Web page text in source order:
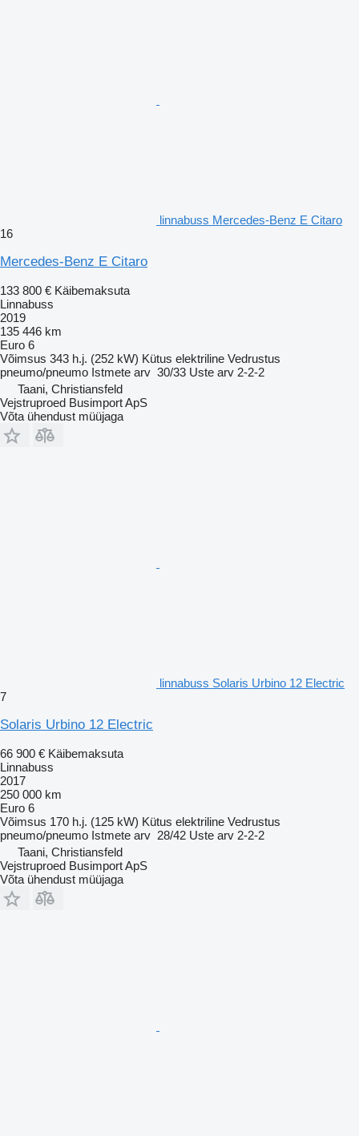
linnabuss Mercedes-Benz E Citaro
16
Mercedes-Benz E Citaro
133 800 € Käibemaksuta
Linnabuss
2019
135 446 km
Euro 6
Võimsus 343 h.j. (252 kW) Kütus elektriline Vedrustus
pneumo/pneumo Istmete arv 30/33 Uste arv 2-2-2
Taani, Christiansfeld
Vejstruproed Busimport ApS
Võta ühendust müüjaga
linnabuss Solaris Urbino 12 Electric
7
Solaris Urbino 12 Electric
66 900 € Käibemaksuta
Linnabuss
2017
250 000 km
Euro 6
Võimsus 170 h.j. (125 kW) Kütus elektriline Vedrustus
pneumo/pneumo Istmete arv 28/42 Uste arv 2-2-2
Taani, Christiansfeld
Vejstruproed Busimport ApS
Võta ühendust müüjaga